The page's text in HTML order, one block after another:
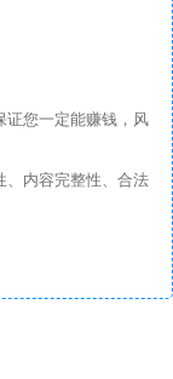
证您一定能赚钱，风
、内容完整性、合法